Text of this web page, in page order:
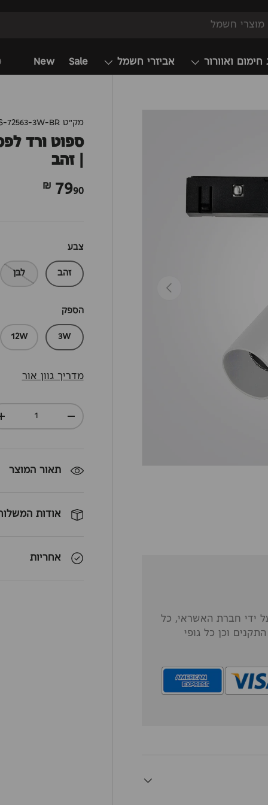
חימום ואוורור אביזרי חשמל Sale
New
חזרה
מק"ט 72563-3W-BR
| זהב
7990 ₪
צבע
זהב לבן
הספק
3W
12W
מדריך גוון אור
כמות
+
תאור המוצר
אודות
אחריות
ידי חברת האשראי, כל
וכן כל גופי